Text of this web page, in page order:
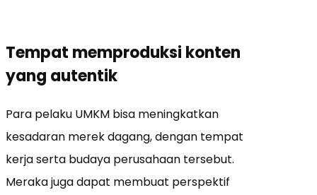
Tempat memproduksi konten
yang autentik
Para pelaku UMKM bisa meningkatkan
kesadaran merek dagang, dengan tempat
kerja serta budaya perusahaan tersebut.
Meraka juga dapat membuat perspektif